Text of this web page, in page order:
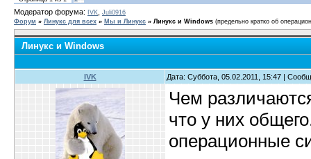
Модератор форума:
IVK, Juli0916
Форум » Линукс для всех » Мы и Линукс » Линукс и Windows (предельно кратко об
Линукс и Windows
IVK Дата: Суббота, 05.02.2011, 15:47 |
Чем
что у них
операционные